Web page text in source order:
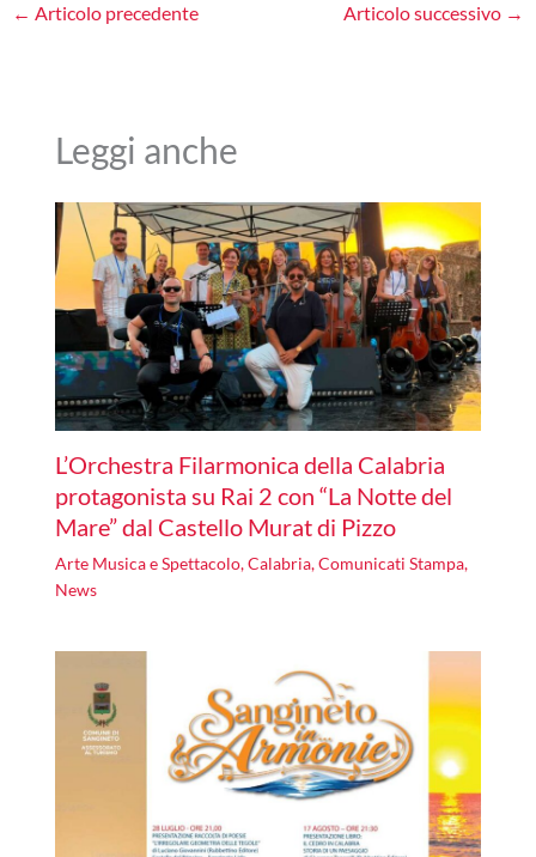
← Articolo precedente Articolo successivo →
Leggi anche
L’Orchestra Filarmonica della Calabria
protagonista su Rai 2 con “La Notte del
Mare” dal Castello Murat di Pizzo
Arte Musica e Spettacolo,Calabria,Comunicati Stampa,
News